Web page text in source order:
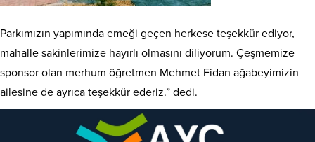
Parkımızın yapımında emeği geçen herkese teşekkür ediyor,
mahalle sakinlerimize hayırlı olmasını diliyorum. Çeşmemize
sponsor olan merhum öğretmen Mehmet Fidan ağabeyimizin
ailesine de ayrıca teşekkür ederiz.” dedi.